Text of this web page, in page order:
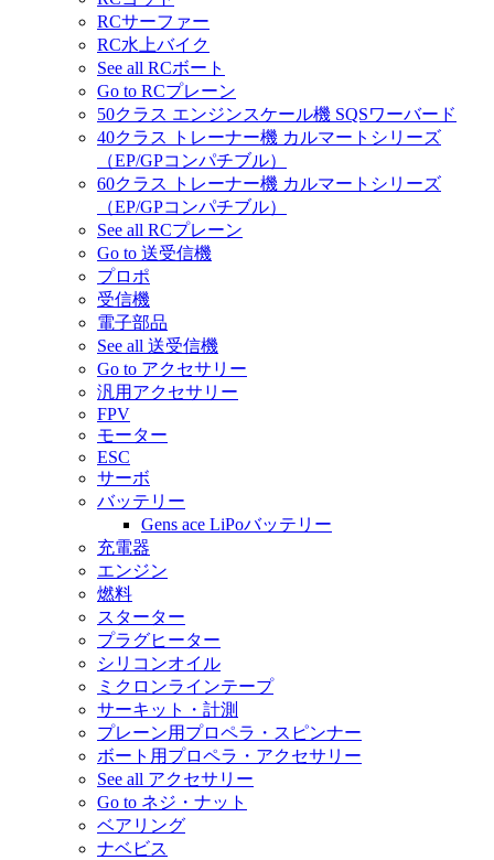
RCサーファー
RC水上バイク
See all RCボート
Go to RCプレーン
50クラス エンジンスケール機 SQSワーバード
40クラス トレーナー機 カルマートシリーズ
（EP/GPコンパチブル）
60クラス トレーナー機 カルマートシリーズ
（EP/GPコンパチブル）
See all RCプレーン
Go to 送受信機
プロポ
受信機
電子部品
See all 送受信機
Go to アクセサリー
汎用アクセサリー
FPV
モーター
ESC
サーボ
バッテリー
Gens ace LiPoバッテリー
充電器
エンジン
燃料
スターター
プラグヒーター
シリコンオイル
ミクロンラインテープ
サーキット・計測
プレーン用プロペラ・スピンナー
ボート用プロペラ・アクセサリー
See all アクセサリー
Go to ネジ・ナット
ベアリング
ナベビス